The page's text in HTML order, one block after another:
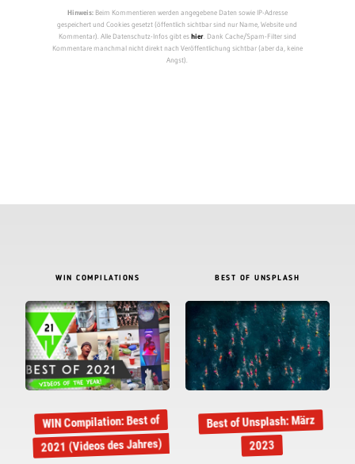
Hinweis:Beim Kommentieren werden angegebene Daten sowie IP-Adresse
gespeichert und Cookies gesetzt (öffentlich sichtbar sind nur Name, Website und
Kommentar). Alle Datenschutz-Infos gibt eshier. Dank Cache/Spam-Filter sind
Kommentare manchmal nicht direkt nach Veröffentlichung sichtbar (aber da, keine
Angst).
WIN COMPILATIONS
WIN Compilation: Best of
2021 (Videos des Jahres)
BEST OF UNSPLASH
Best of Unsplash: März
2023